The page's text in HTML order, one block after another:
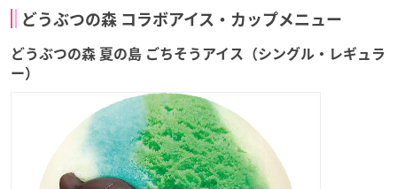
どうぶつの森 コラボアイス・カップメニュー
どうぶつの森 夏の島 ごちそうアイス（シングル・レギュラ
ー）